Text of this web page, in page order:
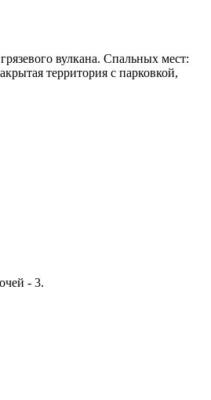
вулкана. Спальных мест:
территория с парковкой,
- 3.